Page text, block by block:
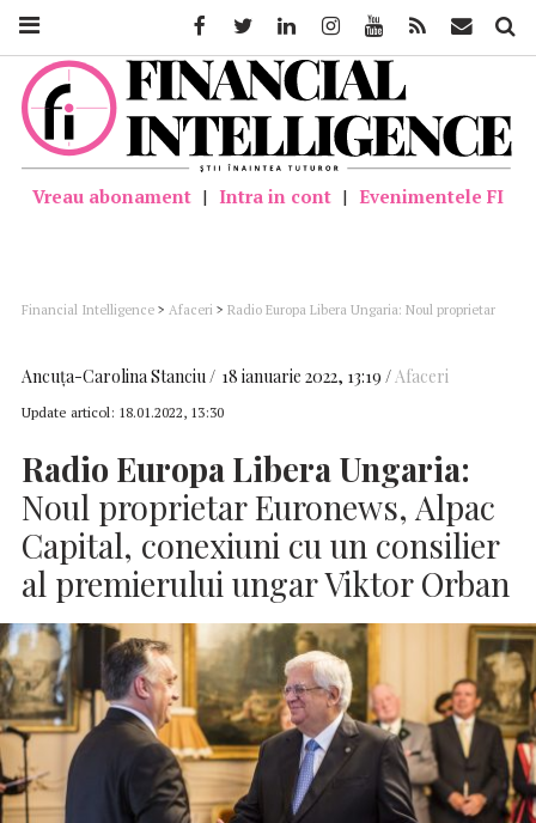
Vreau abonament | Intra in cont | Evenimentele FI
Financial Intelligence > Afaceri > Radio Europa Libera Ungaria: Noul proprietar
Ancuţa-Carolina Stanciu 18 ianuarie 2022, 13:19 Afaceri
Update articol: 18.01.2022, 13:30
Radio Europa Libera Ungaria:
Noul proprietar Euronews, Alpac
Capital, conexiuni cu un consilier
al premierului ungar Viktor Orban
FacebookTwitter LinkedinInstagramYoutube Feed Mail